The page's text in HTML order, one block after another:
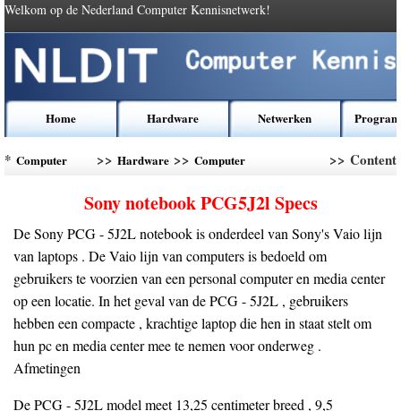
Welkom op de Nederland Computer Kennisnetwerk!
Home Hardware Netwerken
* Computer
>>Hardware >>Computer
>> Content
Sony notebook PCG5J2l Specs
De Sony PCG - 5J2L notebook is onderdeel van Sony's Vaio lijn
van laptops . De Vaio lijn van computers is bedoeld om
gebruikers te voorzien van een personal computer en media center
op een locatie. In het geval van de PCG - 5J2L , gebruikers
hebben een compacte , krachtige laptop die hen in staat stelt om
hun pc en media center mee te nemen voor onderweg .
Afmetingen
De PCG - 5J2L model meet 13,25 centimeter breed , 9,5